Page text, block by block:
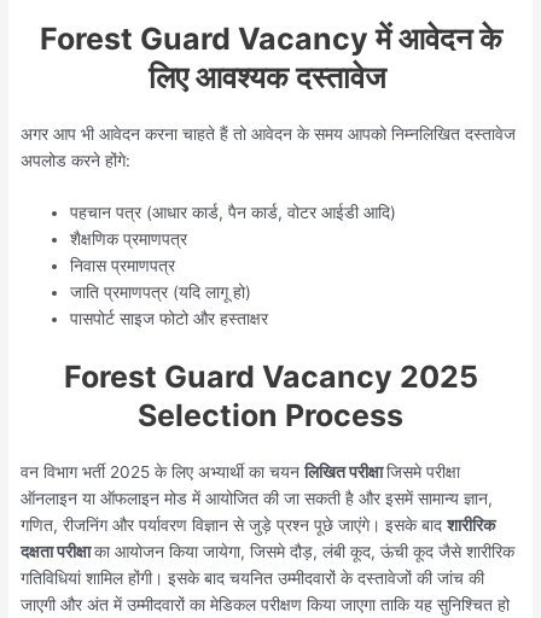
Forest Guard Vacancy में आवेदन के
लिए आवश्यक दस्तावेज
अगर आप भी आवेदन करना चाहते हैं तो आवेदन के समय आपको निम्नलिखित दस्तावेज
अपलोड करने होंगे:
पहचान पत्र (आधार कार्ड, पैन कार्ड, वोटर आईडी आदि)
शैक्षणिक प्रमाणपत्र
निवास प्रमाणपत्र
जाति प्रमाणपत्र (यदि लागू हो)
पासपोर्ट साइज फोटो और हस्ताक्षर
Forest Guard Vacancy 2025
Selection Process
वन विभाग भर्ती 2025 के लिए अभ्यार्थी का चयनलिखित परीक्षाजिसमे परीक्षा
ऑनलाइन या ऑफलाइन मोड में आयोजित की जा सकती है और इसमें सामान्य ज्ञान,
गणित, रीजनिंग और पर्यावरण विज्ञान से जुड़े प्रश्न पूछे जाएंगे। इसके बादशारीरिक
दक्षता परीक्षाका आयोजन किया जायेगा, जिसमे दौड़, लंबी कूद, ऊंची कूद जैसे शारीरिक
गतिविधियां शामिल होंगी। इसके बाद चयनित उम्मीदवारों के दस्तावेजों की जांच की
जाएगी और अंत में उम्मीदवारों का मेडिकल परीक्षण किया जाएगा ताकि यह सुनिश्चित हो